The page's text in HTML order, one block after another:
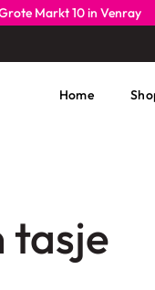
Markt 10 in Venray
Home
tasje